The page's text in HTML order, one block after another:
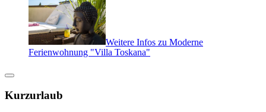
Weitere Infos zu Moderne
Ferienwohnung "Villa Toskana"
Kurzurlaub